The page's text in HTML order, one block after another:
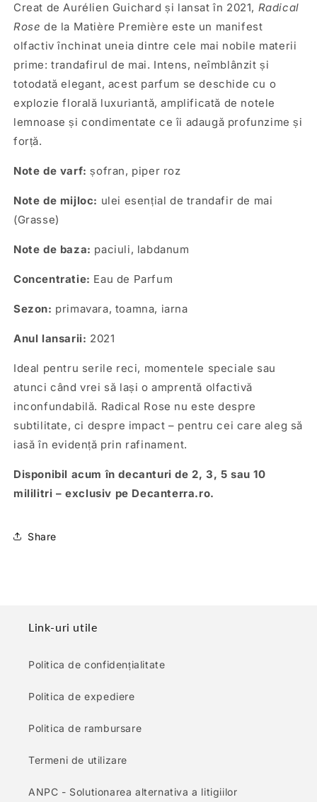
Creat de Aurélien Guichard și lansat în 2021, Radical
Rose de la Matière Première este un manifest
olfactiv închinat uneia dintre cele mai nobile materii
prime: trandafirul de mai. Intens, neîmblânzit și
totodată elegant, acest parfum se deschide cu o
explozie florală luxuriantă, amplificată de notele
lemnoase și condimentate ce îi adaugă profunzime și
forță.
Note de varf: șofran, piper roz
Note de mijloc: ulei esențial de trandafir de mai
(Grasse)
Note de baza: paciuli, labdanum
Concentratie: Eau de Parfum
Sezon: primavara, toamna, iarna
Anul lansarii: 2021
Ideal pentru serile reci, momentele speciale sau
atunci când vrei să lași o amprentă olfactivă
inconfundabilă. Radical Rose nu este despre
subtilitate, ci despre impact – pentru cei care aleg să
iasă în evidență prin rafinament.
Disponibil acum în decanturi de 2, 3, 5 sau 10
mililitri – exclusiv pe Decanterra.ro.
Share
Link-uri utile
Politica de confidențialitate
Politica de expediere
Politica de rambursare
Termeni de utilizare
ANPC - Solutionarea alternativa a litigiilor